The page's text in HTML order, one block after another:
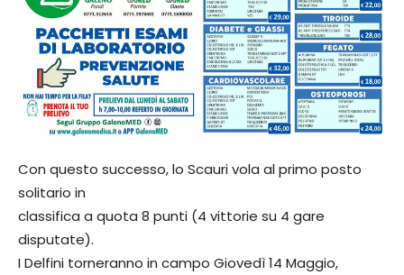
Con questo successo, lo Scauri vola al primo posto
solitario in
classifica a quota 8 punti (4 vittorie su 4 gare
disputate).
I Delfini torneranno in campo Giovedì 14 Maggio,